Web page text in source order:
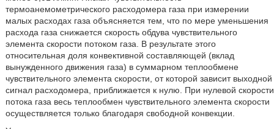
термоанемометрического расходомера газа при измерении
малых расходах газа объясняется тем, что по мере уменьшения
расхода газа снижается скорость обдува чувствительного
элемента скорости потоком газа. В результате этого
относительная доля конвективной составляющей (вклад
вынужденного движения газа) в суммарном теплообмене
чувствительного элемента скорости, от которой зависит выходной
сигнал расходомера, приближается к нулю. При нулевой скорости
потока газа весь теплообмен чувствительного элемента скорости
осуществляется только благодаря свободной конвекции.